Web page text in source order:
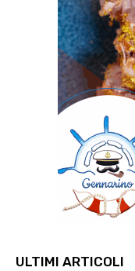
ULTIMI ARTICOLI